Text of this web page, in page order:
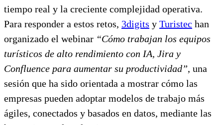
tiempo real y la creciente complejidad operativa.
Para responder a estos retos, 3digits y Turistec han
organizado el webinar “Cómo trabajan los equipos
turísticos de alto rendimiento con IA, Jira y
Confluence para aumentar su productividad”, una
sesión que ha sido orientada a mostrar cómo las
empresas pueden adoptar modelos de trabajo más
ágiles, conectados y basados en datos, mediante las